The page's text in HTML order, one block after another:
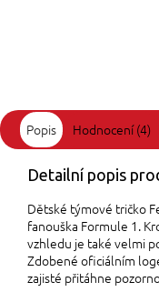
Popis Hodnocení (4)
Detailní popis
Dětské týmové tričko
fanouška Formule 1.
vzhledu je také velmi
Zdobené oficiálním
zajisté přitáhne